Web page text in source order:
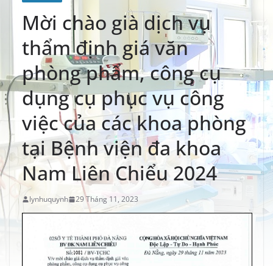
Mời chào già dịch vụ
thẩm định giá văn
phòng phẩm, công cụ
dụng cụ phục vụ công
việc của các khoa phòng
tại Bệnh viện đa khoa
Nam Liên Chiểu 2024
lynhuquynh 29 Tháng 11, 2023